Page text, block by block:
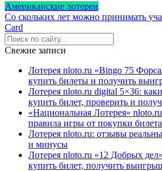
Американские лотереи
Со скольких лет можно принимать
Card
Свежие записи
Лотерея nloto.ru «Bingo 75
купить билеты и получить
Лотерея nloto.ru digital 5×36:
купить билет, проверить и
«Национальная Лотерея»
правила игры от покупки
Лотерея nloto.ru: отзывы
и минусы
Лотерея nloto.ru «12 Добрых
купить билет, получить